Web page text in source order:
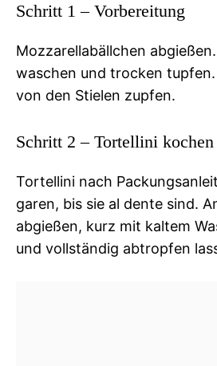
Schritt 1 – Vorbereitung
Mozzarellabällchen
waschen und trocken
von den Stielen zupfen.
Schritt 2 – Tortellini kochen
Tortellini nach
garen, bis sie al dente sind.
abgießen, kurz mit kaltem
und vollständig abtropfen